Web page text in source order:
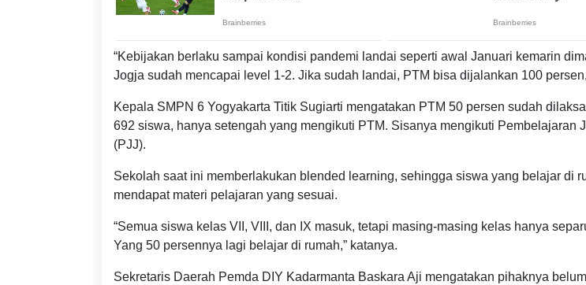
“Kebijakan berlaku sampai kondisi pandemi landai seperti awal Januari kemarin
Jogja sudah mencapai level 1-2. Jika sudah landai, PTM bisa dijalankan 100
Kepala SMPN 6 Yogyakarta Titik Sugiarti mengatakan PTM 50 persen sudah
692 siswa, hanya setengah yang mengikuti PTM. Sisanya mengikuti Pembelajaran
(PJJ).
Sekolah saat ini memberlakukan blended learning, sehingga siswa yang belajar di
mendapat materi pelajaran yang sesuai.
“Semua siswa kelas VII, VIII, dan IX masuk, tetapi masing-masing kelas hanya
Yang 50 persennya lagi belajar di rumah,” katanya.
Sekretaris Daerah Pemda DIY Kadarmanta Baskara Aji mengatakan pihaknya